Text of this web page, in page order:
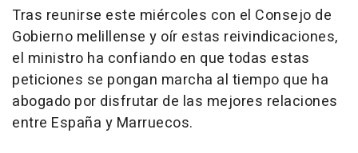
Tras reunirse este miércoles con el Consejo de
Gobierno melillense y oír estas reivindicaciones,
el ministro ha confiando en que todas estas
peticiones se pongan marcha al tiempo que ha
abogado por disfrutar de las mejores relaciones
entre España y Marruecos.